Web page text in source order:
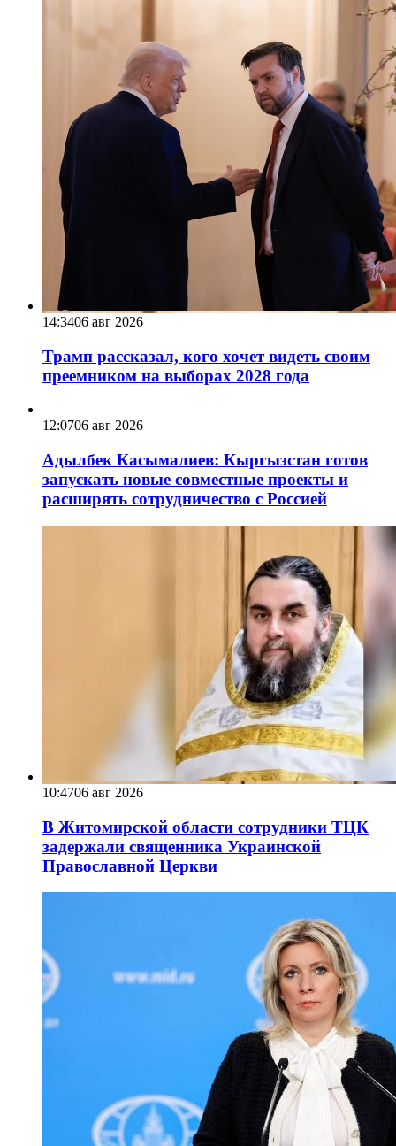
14:3406 авг 2026
Трамп рассказал, кого хочет видеть своим
преемником на выборах 2028 года
12:0706 авг 2026
Адылбек Касымалиев: Кыргызстан готов
запускать новые совместные проекты и
расширять сотрудничество с Россией
10:4706 авг 2026
В Житомирской области сотрудники ТЦК
задержали священника Украинской
Православной Церкви